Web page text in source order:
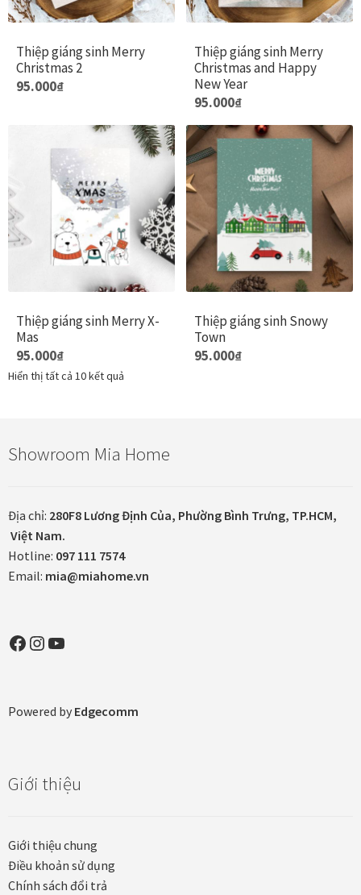
Đóng khung tranh canvas – tranh sơn dầu
Đóng khung tranh đính đá
Đóng khung tranh kính cho tranh ảnh, giấy mỹ thuật,
poster, bản vẽ tay
Đóng khung tranh sơn mài
Đóng khung tranh thêu
Giới Thiệu Mia Home
Homepage Test
Fine Art Giclée Printing
In tranh canvas theo yêu cầu
In tranh dán tường theo yêu cầu
Khung tranh treo tường
Liên hệ
Thiệp giáng sinh Merry
Christmas 2
95.000₫
Thiệp giáng sinh Merry
Christmas and Happy
New Year
95.000₫
Thiệp giáng sinh Merry X-
Mas
95.000₫
Thiệp giáng sinh Snowy
Town
95.000₫
Hiển thị tất cả 10 kết quả
Showroom Mia Home
Địa chỉ: 280F8 Lương Định Của, Phường Bình Trưng, TP.HCM,
Việt Nam.
Hotline: 097 111 7574
Email: mia@miahome.vn
Facebook
Instagram
YouTube
Powered by Edgecomm
Giới thiệu
Giới thiệu chung
Điều khoản sử dụng
Chính sách đổi trả